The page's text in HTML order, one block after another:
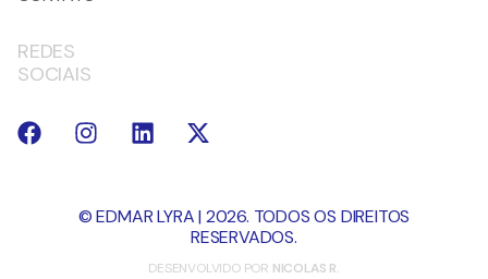
REDES
SOCIAIS
© EDMAR LYRA | 2026. TODOS OS DIREITOS
RESERVADOS.
DESENVOLVIDO POR NICOLAS R.